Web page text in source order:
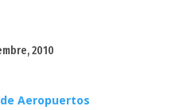
2010
Aeropuertos